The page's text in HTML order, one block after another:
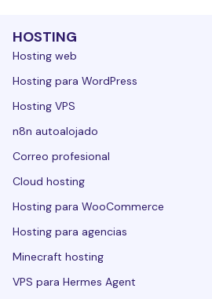
HOSTING
Hosting web
Hosting para WordPress
Hosting VPS
n8n autoalojado
Correo profesional
Cloud hosting
Hosting para WooCommerce
Hosting para agencias
Minecraft hosting
VPS para Hermes Agent